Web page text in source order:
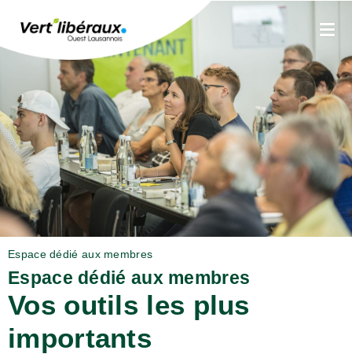
Espace dédié aux membres
Espace dédié aux membres
Vos outils les plus
importants